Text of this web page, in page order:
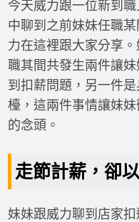
今天威力跟一位新到
中聊到之前妹妹任職
力在這裡跟大家分享
職其間共發生兩件讓
到扣薪問題，另一件
檯，這兩件事情讓妹
的念頭。
走節計薪，卻
妹妹跟威力聊到店家